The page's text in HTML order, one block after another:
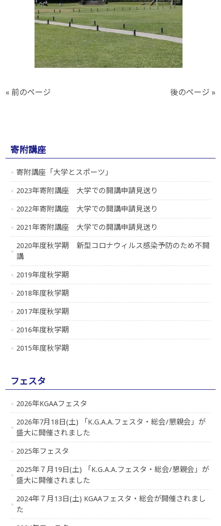
« 前のページ 後のページ »
寄附講座
寄附講座「大学とスポーツ」
2023年寄附講座 大学での開講申請見送り
2022年寄附講座 大学での開講申請見送り
2021年寄附講座 大学での開講申請見送り
2020年度秋学期 新型コロナウィルス感染予防のため不開
講
2019年度秋学期
2018年度秋学期
2017年度秋学期
2016年度秋学期
2015年度秋学期
フェスタ
2026年KGAAフェスタ
2026年7月18日(土) 「K.G.A.A.フェスタ・総会/懇親会」が
盛大に開催されました
2025年フェスタ
2025年７月19日(土) 「K.G.A.A.フェスタ・総会/懇親会」が
盛大に開催されました
2024年７月13日(土) KGAAフェスタ・総会が開催されまし
た